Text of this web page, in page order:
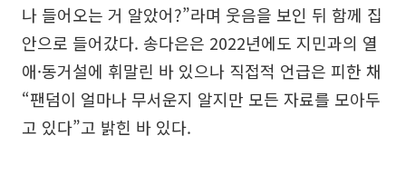
나 들어오는 거 알았어?”라며 웃음을 보인 뒤 함께 집
안으로 들어갔다. 송다은은 2022년에도 지민과의 열
애·동거설에 휘말린 바 있으나 직접적 언급은 피한 채
“팬덤이 얼마나 무서운지 알지만 모든 자료를 모아두
고 있다”고 밝힌 바 있다.